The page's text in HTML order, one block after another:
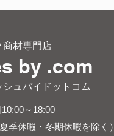
商材専門店
by .com
バイドットコム
～18:00
季休暇・冬期休暇を除く）